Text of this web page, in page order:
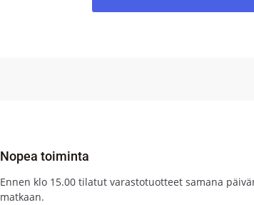
Nopea toiminta
Ennen klo 15.00 tilatut varastotuotteet samana
matkaan.